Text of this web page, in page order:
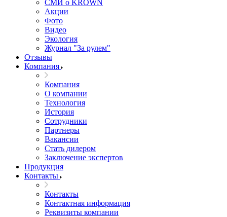
СМИ о KROWN
Акции
Фото
Видео
Экология
Журнал "За рулем"
Отзывы
Компания
Компания
О компании
Технология
История
Сотрудники
Партнеры
Вакансии
Стать дилером
Заключение экспертов
Продукция
Контакты
Контакты
Контактная информация
Реквизиты компании